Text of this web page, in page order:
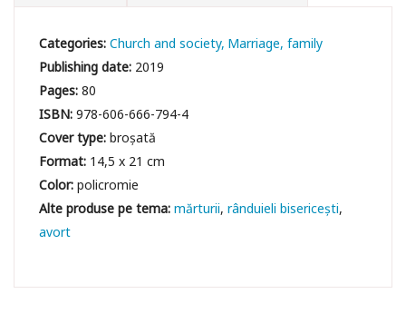
Categories:Church and society Marriage, family
Publishing date: 2019
Pages:80
ISBN:978-606-666-794-4
Cover type:broșată
Format: 14,5 x 21 cm
Color:policromie
mărturii rânduieli bisericești
avort